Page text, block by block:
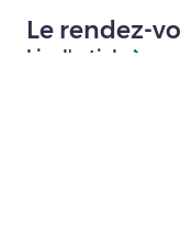
Le rendez-
Lire l'article